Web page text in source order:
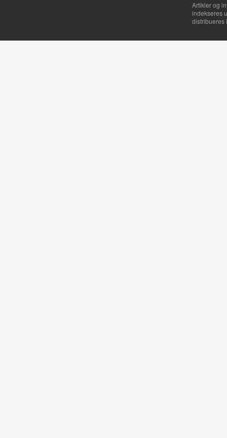
Artikler og
indekseres
distribueres